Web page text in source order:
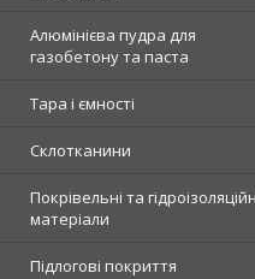
Алюмінієва пудра для
газобетону та паста
Тара і ємності
Склотканини
Покрівельні та
матеріали
Підлогові покриття